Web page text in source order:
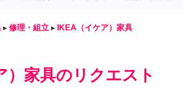
▸ 修理・組立 ▸ IKEA（イケア）家具
）家具のリクエスト